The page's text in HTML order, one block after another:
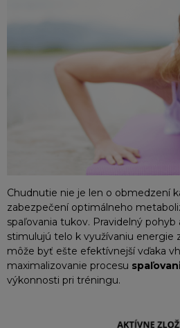
Chudnutie nie je len o obmedzení
zabezpečení optimálneho
spaľovania tukov. Pravidelný pohyb
stimulujú telo k využívaniu energie
môže byť ešte efektívnejší vďaka
maximalizovanie procesu
výkonnosti pri tréningu.